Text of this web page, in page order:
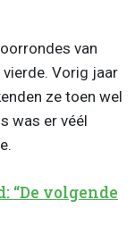
van
vierde. Vorig jaar
ze toen wel
was er véél
“De volgende